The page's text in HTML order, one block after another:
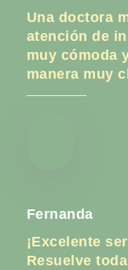
Una doctora
atención de
muy cómoda
manera muy
Fernanda
¡Excelente
Resuelve